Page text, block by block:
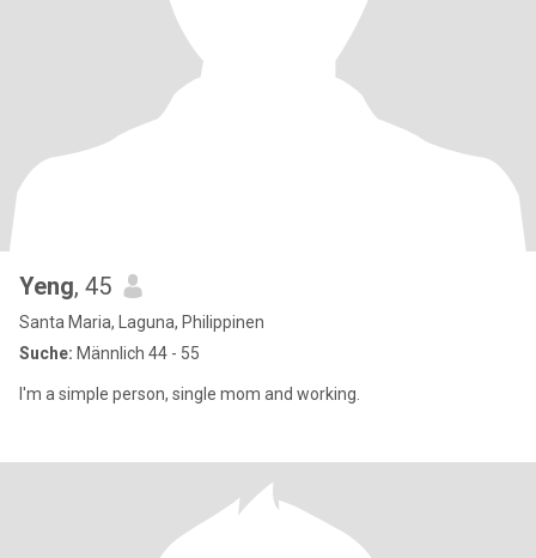
Yeng, 45
Santa Maria, Laguna, Philippinen
Suche: Männlich 44 - 55
I'm a simple person, single mom and working.